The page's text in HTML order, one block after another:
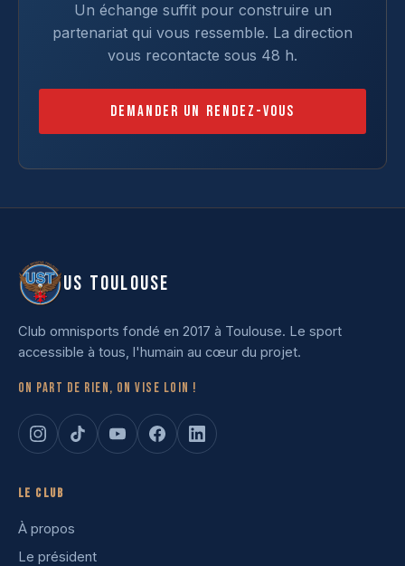
Un échange suffit pour construire un
partenariat qui vous ressemble. La direction
vous recontacte sous 48 h.
Demander un rendez-vous
US TOULOUSE
Club omnisports fondé en 2017 à Toulouse. Le sport
accessible à tous, l'humain au cœur du projet.
On part de rien, on vise loin !
Le club
À propos
Le président